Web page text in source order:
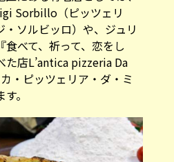
Sorbillo（ピッツェリ
ソルビッロ） や、ジュリ
べて、祈って、恋をし
た店L’antica pizzeria Da
・ピッツェリア・ダ・ミ
。